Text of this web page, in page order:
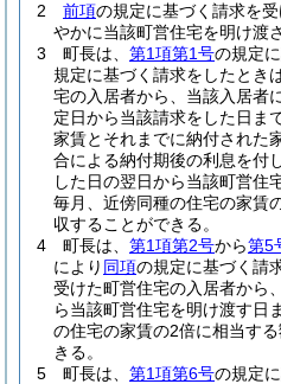
2
前項の規定に基づく請求を
やかに当該町営住宅を明け渡
3
町長は、 第1項第1号の規定
規定に基づく請求をしたとき
宅の入居者から、当該入居者
定日から当該請求をした日ま
家賃とそれまでに納付された
合による納付期後の利息を付
した日の翌日から当該町営住
毎月、近傍同種の住宅の家賃
収することができる。
4
町長は、 第1項第2号から第5
により 同項の規定に基づく請
受けた町営住宅の入居者から
ら当該町営住宅を明け渡す日
の住宅の家賃の2倍に相当す
きる。
5
町長は、 第1項第6号の規定